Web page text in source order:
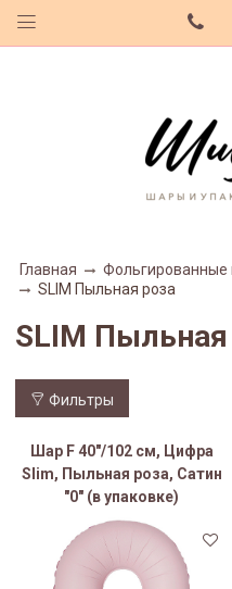
Главная
SLIM Пыльная роза
SLIM Пыльная
Фильтры
Шар F 40"/102 см, Цифра
Slim, Пыльная роза, Сатин
"0" (в упаковке)